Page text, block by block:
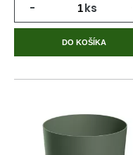
- ks
DO KOŠÍKA